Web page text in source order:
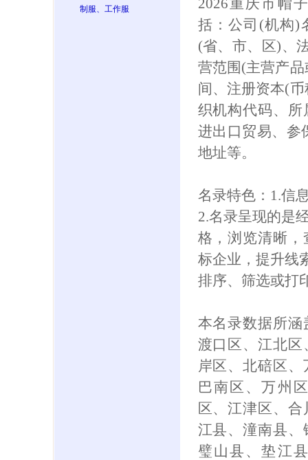
制服、工作服
2026重庆市帽
括：公司(机构)
(省、市、区)、
营范围(主营产
间、注册资本(
织机构代码、
进出口贸易、参
地址等。
名录特色：1.信
2.名录呈现的是
格，浏览清晰
标企业，提升线
排序、筛选或打
本名录数据所
渡口区、江北
岸区、北碚区
巴南区、万州
区、江津区、
江县、潼南县
璧山县、垫江